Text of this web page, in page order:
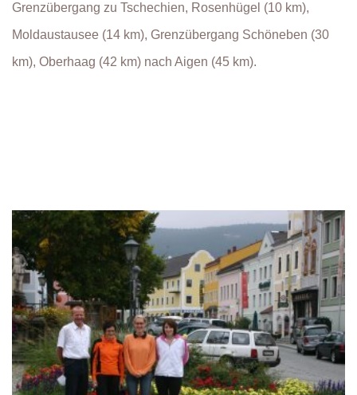
Grenzübergang zu Tschechien, Rosenhügel (10 km),
Moldaustausee (14 km), Grenzübergang Schöneben (30
km), Oberhaag (42 km) nach Aigen (45 km).